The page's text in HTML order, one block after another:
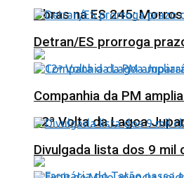
Obras na ES 245:
12ª Volta da Lagoa
Detran/ES prorroga
Companhia da PM
Divulgada lista dos 9 mil